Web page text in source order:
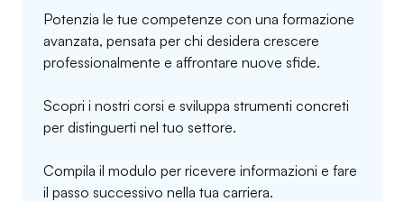
Potenzia le tue competenze con una formazione
avanzata, pensata per chi desidera crescere
professionalmente e affrontare nuove sfide.
Scopri i nostri corsi e sviluppa strumenti concreti
per distinguerti nel tuo settore.
Compila il modulo per ricevere informazioni e fare
il passo successivo nella tua carriera.